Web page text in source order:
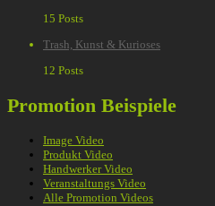
15 Posts
Trash, Kunst & Kurioses
12 Posts
Promotion Beispiele
Image Video
Produkt Video
Handwerker Video
Veranstaltungs Video
Alle Promotion Videos